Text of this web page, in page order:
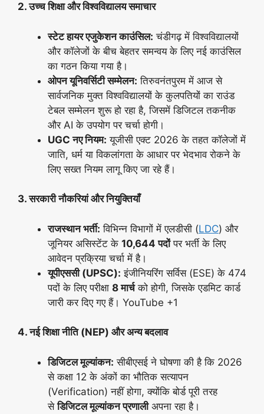
2. उच्च शिक्षा और विश्वविद्यालय समाचार
स्टेट हायर एजुकेशन काउंसिल: चंडीगढ़ में विश्वविद्यालयों
और कॉलेजों के बीच बेहतर समन्वय के लिए नई काउंसिल
का गठन किया गया है।
ओपन यूनिवर्सिटी सम्मेलन: तिरुवनंतपुरम में आज से
सार्वजनिक मुक्त विश्वविद्यालयों के कुलपतियों का राउंड
टेबल सम्मेलन शुरू हो रहा है, जिसमें डिजिटल तकनीक
और AI के उपयोग पर चर्चा होगी।
UGC नए नियम: यूजीसी एक्ट 2026 के तहत कॉलेजों में
जाति, धर्म या विकलांगता के आधार पर भेदभाव रोकने के
लिए सख्त नियम लागू किए जा रहे हैं।
3. सरकारी नौकरियां और नियुक्तियाँ
राजस्थान भर्ती: विभिन्न विभागों में एलडीसी (LDC) और
जूनियर असिस्टेंट के 10,644 पदोंपर भर्ती के लिए
आवेदन प्रक्रिया चर्चा में है।
यूपीएससी (UPSC): इंजीनियरिंग सर्विस (ESE) के 474
पदों के लिए परीक्षा 8 मार्चको होगी, जिसके एडमिट कार्ड
जारी कर दिए गए हैं। YouTube +1
4. नई शिक्षा नीति (NEP) और अन्य बदलाव
डिजिटल मूल्यांकन: सीबीएसई ने घोषणा की है कि 2026
से कक्षा 12 के अंकों का भौतिक सत्यापन
(Verification) नहीं होगा, क्योंकि बोर्ड पूरी तरह
सेडिजिटल मूल्यांकन प्रणालीअपना रहा है।